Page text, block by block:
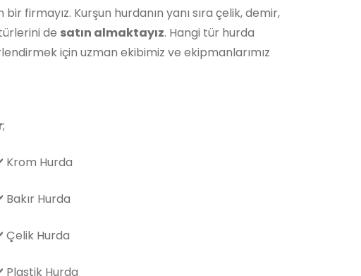
firmayız. Kurşun hurdanın yanı sıra çelik, demir,
de satın almaktayız. Hangi tür hurda
için uzman ekibimiz ve ekipmanlarımız
;
Krom Hurda
Bakır Hurda
Çelik Hurda
Plastik Hurda